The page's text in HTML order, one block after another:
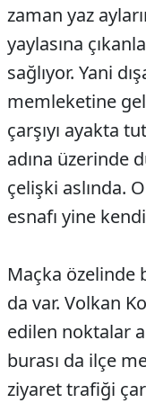
zaman yaz
yaylasına
sağlıyor. Yani
memleketine
çarşıyı ayakta
adına üzerinde
çelişki aslında.
esnafı yine
Maçka özelinde
da var. Volkan
edilen noktalar
burası da ilçe
ziyaret trafiği